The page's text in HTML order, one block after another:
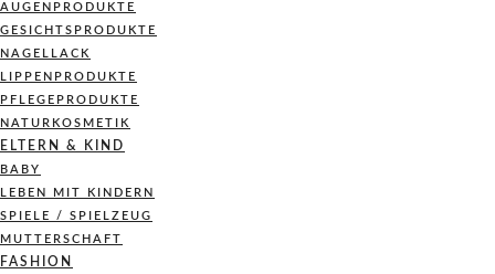
AUGENPRODUKTE
GESICHTSPRODUKTE
NAGELLACK
LIPPENPRODUKTE
PFLEGEPRODUKTE
NATURKOSMETIK
ELTERN & KIND
BABY
LEBEN MIT KINDERN
SPIELE / SPIELZEUG
MUTTERSCHAFT
FASHION